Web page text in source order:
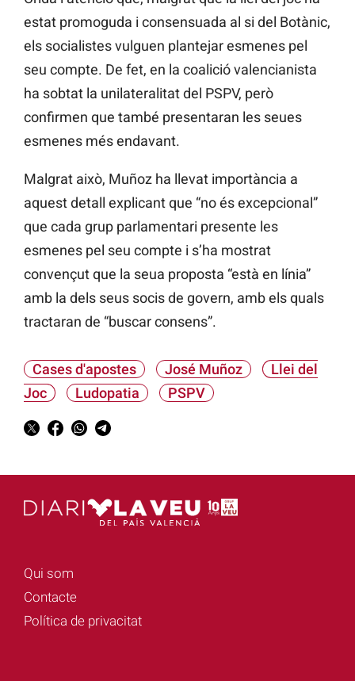
estat promoguda i consensuada al si del Botànic,
els socialistes vulguen plantejar esmenes pel
seu compte. De fet, en la coalició valencianista
ha sobtat la unilateralitat del PSPV, però
confirmen que també presentaran les seues
esmenes més endavant.
Malgrat això, Muñoz ha llevat importància a
aquest detall explicant que “no és excepcional”
que cada grup parlamentari presente les
esmenes pel seu compte i s’ha mostrat
convençut que la seua proposta “està en línia”
amb la dels seus socis de govern, amb els quals
tractaran de “buscar consens”.
Cases d'apostes José Muñoz
Llei del
Joc
Ludopatia PSPV
Qui som
Contacte
Política de privacitat